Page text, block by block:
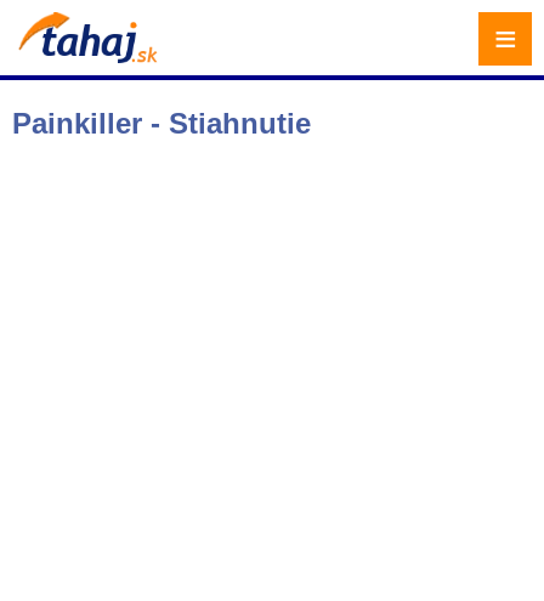
Painkiller - Stiahnutie
≡